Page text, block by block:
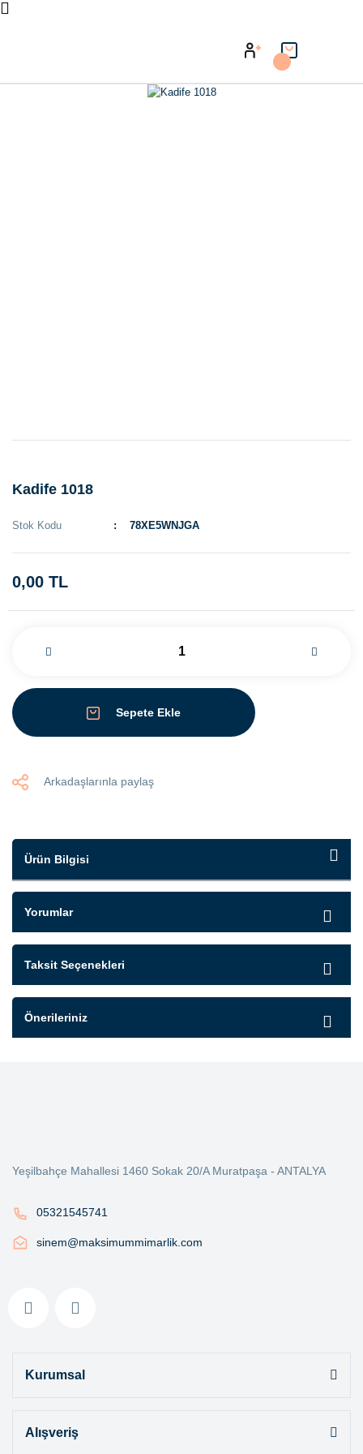
Kadife 1018
Stok Kodu 78XE5WNJGA
0,00 TL
Sepete Ekle
Arkadaşlarınla paylaş
Ürün Bilgisi
Yorumlar
Taksit Seçenekleri
Önerileriniz
Yeşilbahçe Mahallesi 1460 Sokak 20/A Muratpaşa - ANTALYA
05321545741
sinem@maksimummimarlik.com
Kurumsal
Alışveriş